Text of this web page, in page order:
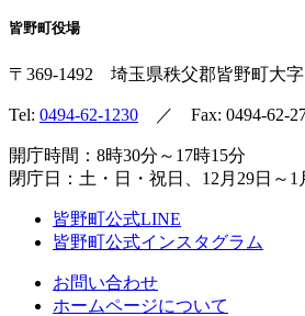
皆野町役場
〒369-1492 埼玉県秩父郡皆野町大
Tel: 0494-62-1230 ／ Fax: 0494-62-
開庁時間：8時30分～17時15分
閉庁日：土・日・祝日、12月29日～1
皆野町公式LINE
皆野町公式インスタグラム
お問い合わせ
ホームページについて